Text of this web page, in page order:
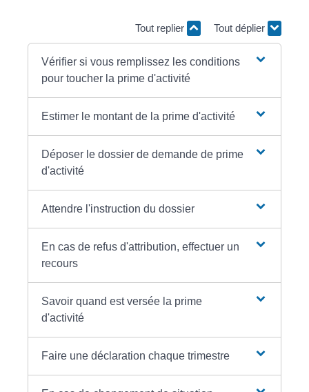
Tout replier Tout déplier
Vérifier si vous remplissez les conditions
pour toucher la prime d'activité
Estimer le montant de la prime d'activité
Déposer le dossier de demande de prime
d'activité
Attendre l'instruction du dossier
En cas de refus d'attribution, effectuer un
recours
Savoir quand est versée la prime
d'activité
Faire une déclaration chaque trimestre